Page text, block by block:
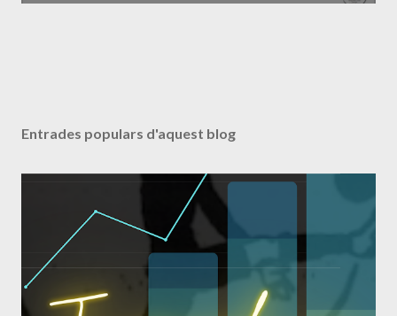
Entrades populars d'aquest blog